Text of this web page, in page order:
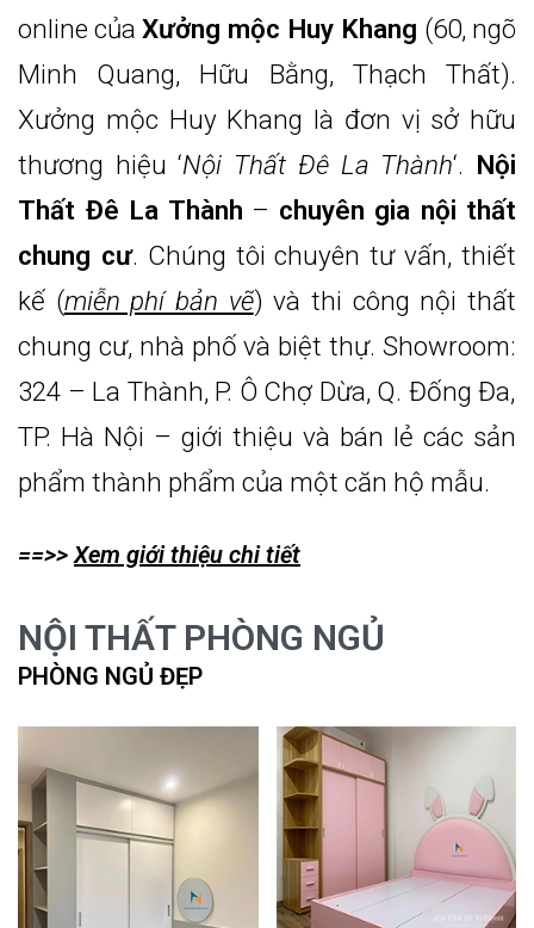
online của Xưởng mộc Huy Khang (60, ngõ
Minh Quang, Hữu Bằng, Thạch Thất).
Xưởng mộc Huy Khang là đơn vị sở hữu
thương hiệu ‘Nội Thất Đê La Thành‘. Nội
Thất Đê La Thành – chuyên gia nội thất
chung cư. Chúng tôi chuyên tư vấn, thiết
kế (miễn phí bản vẽ) và thi công nội thất
chung cư, nhà phố và biệt thự. Showroom:
324 – La Thành, P. Ô Chợ Dừa, Q. Đống Đa,
TP. Hà Nội – giới thiệu và bán lẻ các sản
phẩm thành phẩm của một căn hộ mẫu.
==>> Xem giới thiệu chi tiết
NỘI THẤT PHÒNG NGỦ
PHÒNG NGỦ ĐẸP